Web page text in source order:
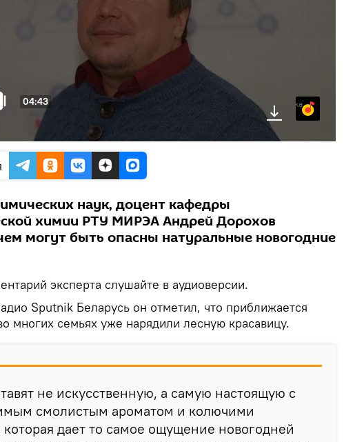
04:43 Яндекс.Музыка
наук, доцент кафедры
химии РТУ МИРЭА Андрей Дорохов
могут быть опасны натуральные новогодние
эксперта слушайте в аудиоверсии.
Sputnik Беларусь он отметил, что приближается
многих семьях уже нарядили лесную красавицу.
не искусственную, а самую настоящую с
смолистым ароматом и колючими
дает то самое ощущение новогодней